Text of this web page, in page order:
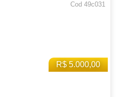
R$ 5.000,00
Cod 49c031